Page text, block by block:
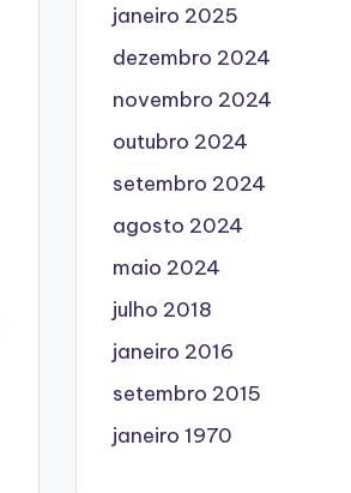
janeiro 2025
dezembro 2024
novembro 2024
outubro 2024
setembro 2024
agosto 2024
maio 2024
julho 2018
janeiro 2016
setembro 2015
janeiro 1970